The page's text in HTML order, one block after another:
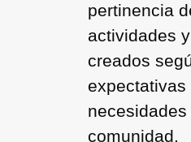
pertinencia
actividades
creados
expectativas
necesidades
comunidad.